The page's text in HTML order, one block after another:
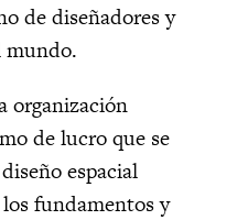
de diseñadores y
mundo.
organización
de lucro que se
espacial
fundamentos y